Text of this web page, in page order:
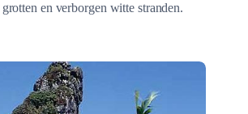
en verborgen witte stranden.